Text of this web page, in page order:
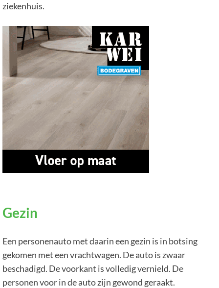
ziekenhuis.
Gezin
Een personenauto met daarin een gezin is in botsing
gekomen met een vrachtwagen. De auto is zwaar
beschadigd. De voorkant is volledig vernield. De
personen voor in de auto zijn gewond geraakt.